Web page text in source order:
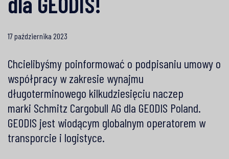
17 października 2023
Chcielibyśmy poinformować o podpisaniu umowy o
współpracy w zakresie wynajmu
długoterminowego kilkudziesięciu naczep
marki Schmitz Cargobull AG dla GEODIS Poland.
GEODIS jest wiodącym globalnym operatorem w
transporcie i logistyce.